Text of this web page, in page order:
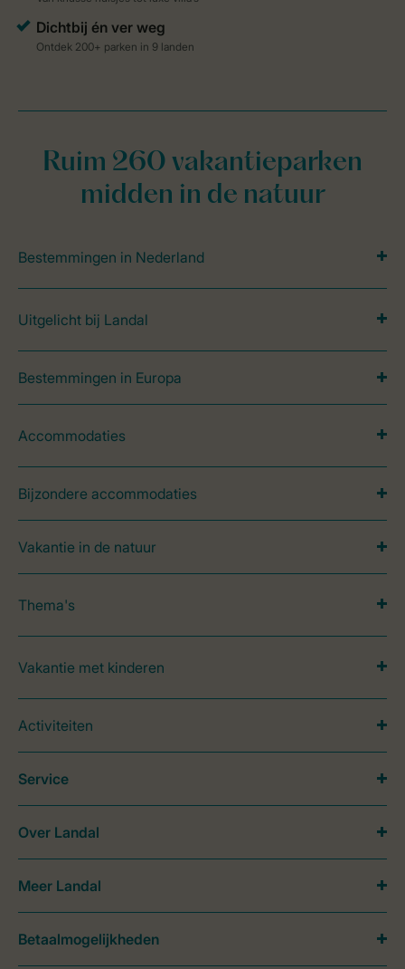
Ruim 260 vakantieparken
midden in de natuur
Bestemmingen in Nederland
Uitgelicht bij Landal
Bestemmingen in Europa
Accommodaties
Bijzondere accommodaties
Vakantie in de natuur
Thema's
Vakantie met kinderen
Activiteiten
Service
Over Landal
Meer Landal
Betaalmogelijkheden